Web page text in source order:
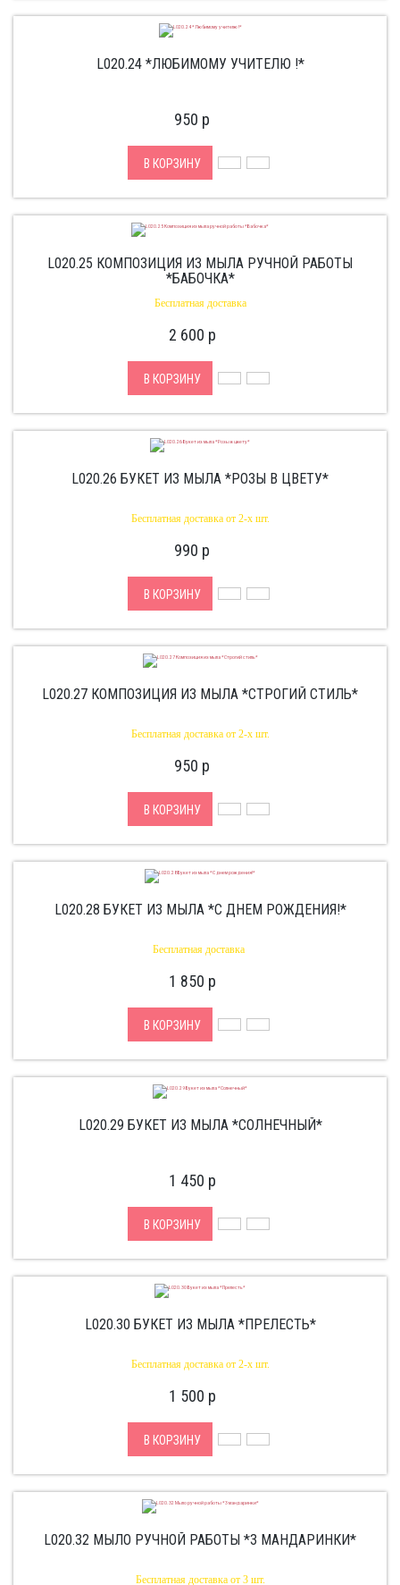
L020.24 *ЛЮБИМОМУ УЧИТЕЛЮ !*
950 p
В КОРЗИНУ
L020.25 КОМПОЗИЦИЯ ИЗ МЫЛА РУЧНОЙ РАБОТЫ
*БАБОЧКА*
Бесплатная доставка
2 600 p
В КОРЗИНУ
L020.26 БУКЕТ ИЗ МЫЛА *РОЗЫ В ЦВЕТУ*
Бесплатная доставка от 2-х шт.
990 p
В КОРЗИНУ
L020.27 КОМПОЗИЦИЯ ИЗ МЫЛА *СТРОГИЙ СТИЛЬ*
Бесплатная доставка от 2-х шт.
950 p
В КОРЗИНУ
L020.28 БУКЕТ ИЗ МЫЛА *С ДНЕМ РОЖДЕНИЯ!*
Бесплатная доставка
1 850 p
В КОРЗИНУ
L020.29 БУКЕТ ИЗ МЫЛА *СОЛНЕЧНЫЙ*
1 450 p
В КОРЗИНУ
L020.30 БУКЕТ ИЗ МЫЛА *ПРЕЛЕСТЬ*
Бесплатная доставка от 2-х шт.
1 500 p
В КОРЗИНУ
L020.32 МЫЛО РУЧНОЙ РАБОТЫ *3 МАНДАРИНКИ*
Бесплатная доставка от 3 шт.